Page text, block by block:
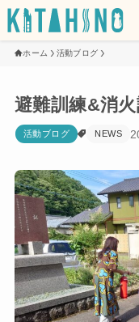
ホーム 活動ブログ
避難訓練&消
活動ブログ NEWS